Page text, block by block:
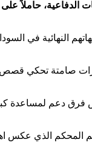
11:10 مساءً، حيث يواصل العائدون
صامتة تحكي قصص
دعم لمساعدة
الذي عكس